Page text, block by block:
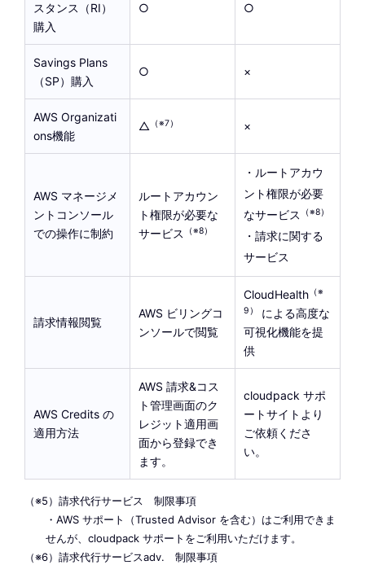
スタンス（RI）
購入
まる
○
まる
○
Savings Plans
（SP）購入
まる
○ ×
AWS Organizati
ons機能
さんかく
△ （※7） ×
AWS マネージメ
ントコンソール
での操作に制約
ルートアカウン
ト権限が必要な
サービス
（※8）
・ルートアカウ
ント権限が必要
なサービス
（※8）
・請求に関する
サービス
請求情報閲覧
AWS ビリングコ
ンソールで閲覧
CloudHealth （※
9）
による高度な
可視化機能を提
供
AWS Credits の
適用方法
AWS 請求&コス
ト管理画面のク
レジット適用画
面から登録でき
ます。
cloudpack サポ
ートサイトより
ご依頼くださ
い。
（※5）請求代行サービス 制限事項
・AWS サポート（Trusted Advisor を含む）はご利用できま
せんが、cloudpack サポートをご利用いただけます。
（※6）請求代行サービスadv. 制限事項